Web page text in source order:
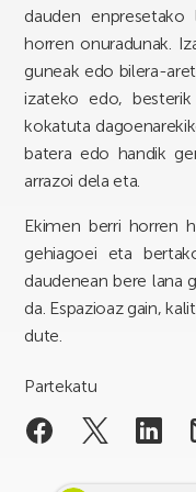
dauden
horren onuradunak.
guneak edo bilera-
izateko edo,
kokatuta
batera edo handik
arrazoi dela eta.
Ekimen berri horren
gehiagoei eta
daudenean bere lana
da. Espazioaz gain,
dute.
Partekatu